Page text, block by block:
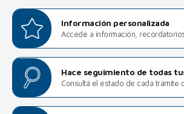
Información personalizada
Accedé a información,
Hace seguimiento de todas
Consultá el estado de cada trámite